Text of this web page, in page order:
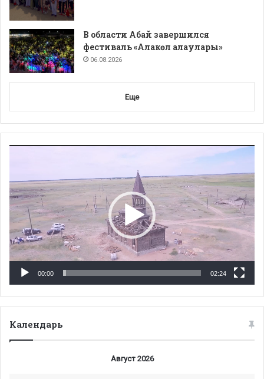
В области Абай завершился
фестиваль «Алакөл алаулары»
06.08.2026
Еще
00:00 02:24
Календарь
Август 2026